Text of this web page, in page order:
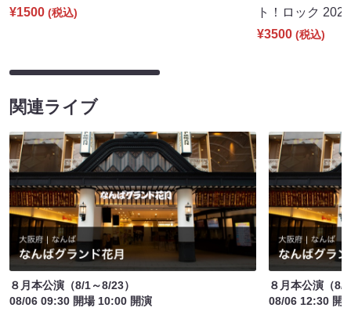
¥1500 (税込)
ト！ロック
¥3500 (税込)
関連ライブ
８月本公演（8/1～8/23）
08/06 09:30 開場 10:00 開演
８月本公演（8/
08/06 12:30 開